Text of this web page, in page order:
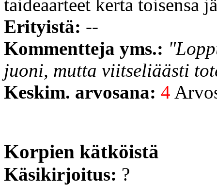
taideaarteet kerta toisensa
Erityistä: --
Kommentteja yms.:
juoni, mutta viitseliäästi
Keskim. arvosana: 4
Korpien kätköistä
Käsikirjoitus: ?